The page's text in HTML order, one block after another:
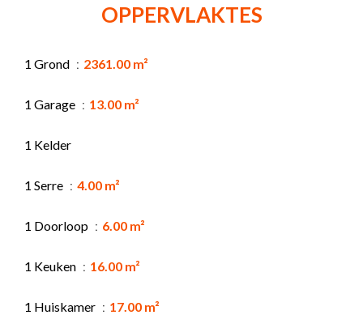
OPPERVLAKTES
1 Grond 2361.00 m²
1 Garage 13.00 m²
1 Kelder
1 Serre 4.00 m²
1 Doorloop 6.00 m²
1 Keuken 16.00 m²
1 Huiskamer 17.00 m²